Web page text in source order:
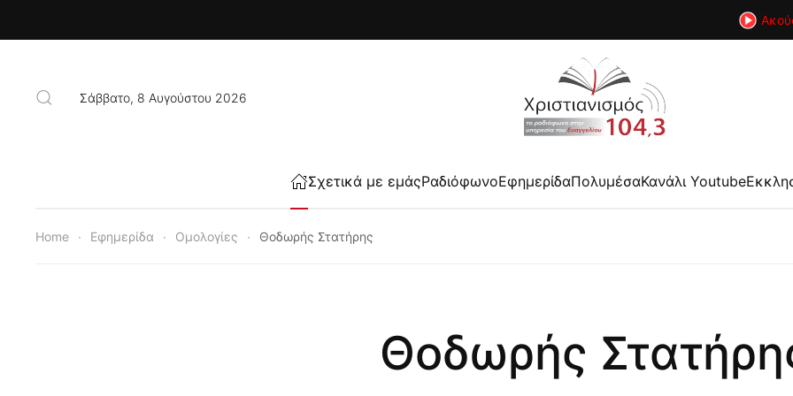
Σάββατο, 8 Αυγούστου 2026
Σχετικά με εμάςΡαδιόφωνοΕφημερίδαΠολυμέσαΚανάλι Youtube
Home Εφημερίδα Ομολογίες Θοδωρής Στατήρης
Θοδωρής